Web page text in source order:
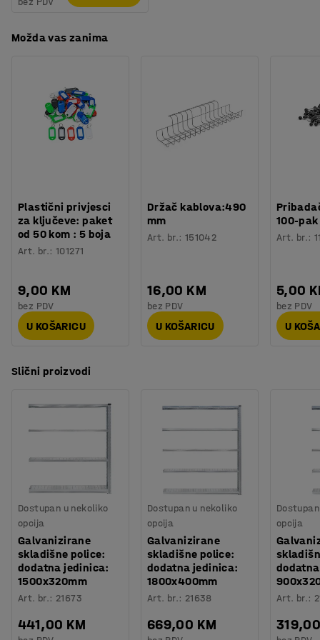
Možda vas zanima
Plastični privjesci
za ključeve: paket
od 50 kom : 5 boja
Art. br.:101271
9,00 KM
bez PDV
U KOŠARICU
Držač kablova:490
mm
Art. br.: 151042
16,00 KM
bez PDV
U KOŠARICU
100-pak
Art. br.:
5,00
bez PDV
U
Slični proizvodi
Dostupan u nekoliko
opcija
Galvanizirane
skladišne police:
dodatna jedinica:
1500x320mm
Art. br.: 21673
441,00 KM
Dostupan u nekoliko
opcija
Galvanizirane
skladišne police:
dodatna jedinica:
1800x400mm
Art. br.: 21638
669,00 KM
opcija
Art. br.: